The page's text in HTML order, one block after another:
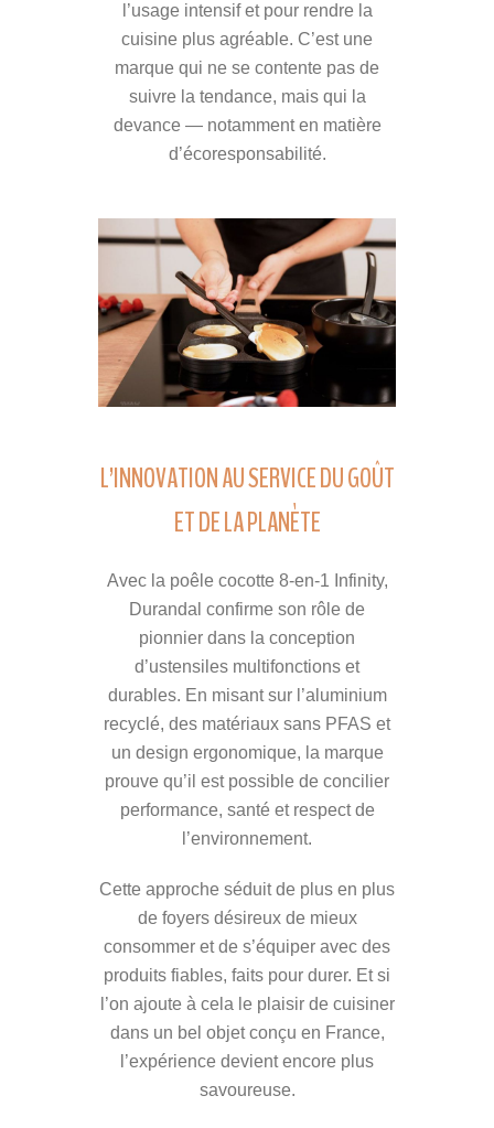
l’usage intensif et pour rendre la
cuisine plus agréable. C’est une
marque qui ne se contente pas de
suivre la tendance, mais qui la
devance — notamment en matière
d’écoresponsabilité.
L’INNOVATION AU SERVICE DU GOÛT
ET DE LA PLANÈTE
Avec la poêle cocotte 8-en-1 Infinity,
Durandal confirme son rôle de
pionnier dans la conception
d’ustensiles multifonctions et
durables. En misant sur l’aluminium
recyclé, des matériaux sans PFAS et
un design ergonomique, la marque
prouve qu’il est possible de concilier
performance, santé et respect de
l’environnement.
Cette approche séduit de plus en plus
de foyers désireux de mieux
consommer et de s’équiper avec des
produits fiables, faits pour durer. Et si
l’on ajoute à cela le plaisir de cuisiner
dans un bel objet conçu en France,
l’expérience devient encore plus
savoureuse.